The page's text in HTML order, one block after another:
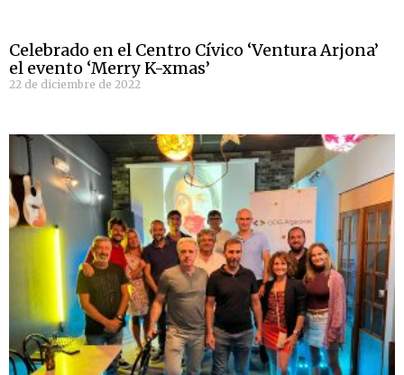
Celebrado en el Centro Cívico ‘Ventura Arjona’
el evento ‘Merry K-xmas’
22 de diciembre de 2022